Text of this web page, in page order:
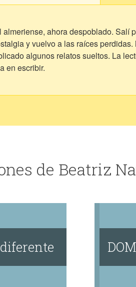
almeriense, ahora despoblado. Salí
y vuelvo a las raíces
algunos relatos sueltos. La
en escribir.
de Beatriz